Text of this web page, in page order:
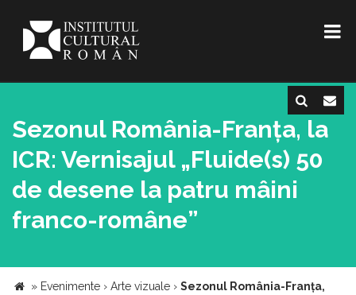
Sezonul România-Franța, la
ICR: Vernisajul „Fluide(s) 50
de desene la patru mâini
franco-române”
» Evenimente › Arte vizuale › Sezonul România-Franța,